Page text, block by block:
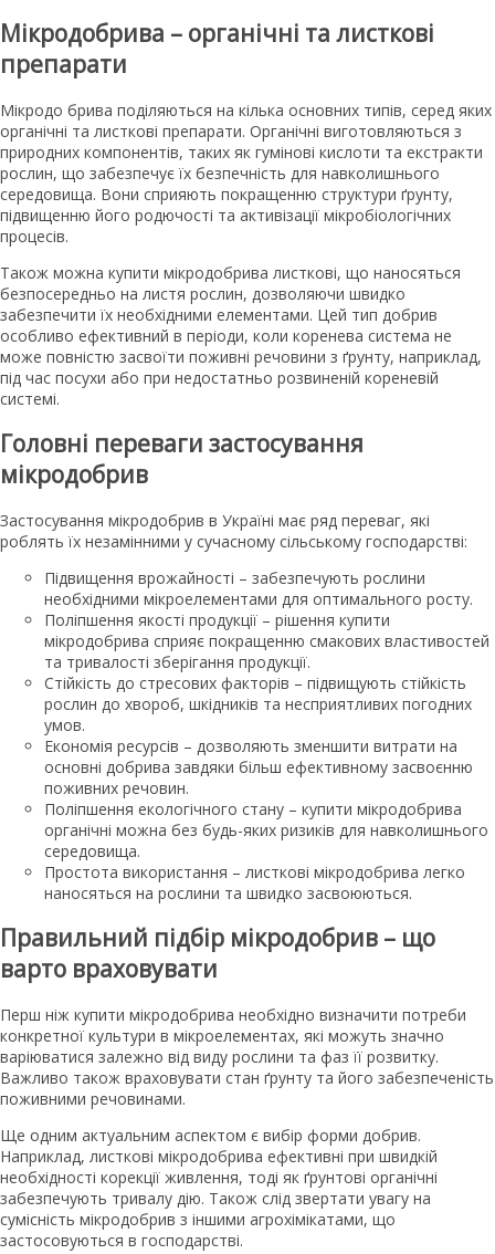
Мікродобрива – органічні та листкові
препарати
Мікродо брива поділяються на кілька основних типів, серед яких
органічні та листкові препарати. Органічні виготовляються з
природних компонентів, таких як гумінові кислоти та екстракти
рослин, що забезпечує їх безпечність для навколишнього
середовища. Вони сприяють покращенню структури ґрунту,
підвищенню його родючості та активізації мікробіологічних
процесів.
Також можна купити мікродобрива листкові, що наносяться
безпосередньо на листя рослин, дозволяючи швидко
забезпечити їх необхідними елементами. Цей тип добрив
особливо ефективний в періоди, коли коренева система не
може повністю засвоїти поживні речовини з ґрунту, наприклад,
під час посухи або при недостатньо розвиненій кореневій
системі.
Головні переваги застосування
мікродобрив
Застосування мікродобрив в Україні має ряд переваг, які
роблять їх незамінними у сучасному сільському господарстві:
Підвищення врожайності – забезпечують рослини
необхідними мікроелементами для оптимального росту.
Поліпшення якості продукції – рішення купити
мікродобрива сприяє покращенню смакових властивостей
та тривалості зберігання продукції.
Стійкість до стресових факторів – підвищують стійкість
рослин до хвороб, шкідників та несприятливих погодних
умов.
Економія ресурсів – дозволяють зменшити витрати на
основні добрива завдяки більш ефективному засвоєнню
поживних речовин.
Поліпшення екологічного стану – купити мікродобрива
органічні можна без будь-яких ризиків для навколишнього
середовища.
Простота використання – листкові мікродобрива легко
наносяться на рослини та швидко засвоюються.
Правильний підбір мікродобрив – що
варто враховувати
Перш ніж купити мікродобрива необхідно визначити потреби
конкретної культури в мікроелементах, які можуть значно
варіюватися залежно від виду рослини та фаз її розвитку.
Важливо також враховувати стан ґрунту та його забезпеченість
поживними речовинами.
Ще одним актуальним аспектом є вибір форми добрив.
Наприклад, листкові мікродобрива ефективні при швидкій
необхідності корекції живлення, тоді як ґрунтові органічні
забезпечують тривалу дію. Також слід звертати увагу на
сумісність мікродобрив з іншими агрохімікатами, що
застосовуються в господарстві.